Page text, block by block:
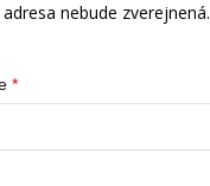
nebude zverejnená.
*